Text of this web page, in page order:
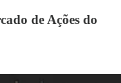
de Ações do